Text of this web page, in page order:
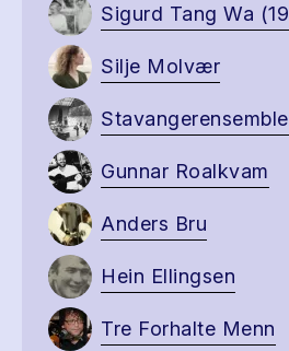
Sigurd Tang Wa
Silje Molvær
Gunnar Roalkvam
Anders Bru
Hein Ellingsen
Tre Forhalte Menn